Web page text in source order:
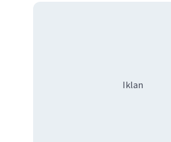
Iklan